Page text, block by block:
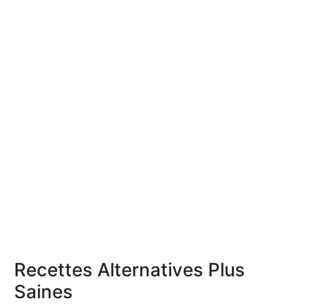
Recettes Alternatives Plus
Saines